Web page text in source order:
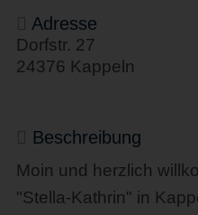
Adresse
Dorfstr. 27
24376 Kappeln
Beschreibung
Moin und herzlich
"Stella-Kathrin" in